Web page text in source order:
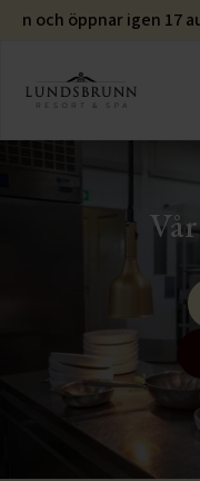
och öppnar igen 17